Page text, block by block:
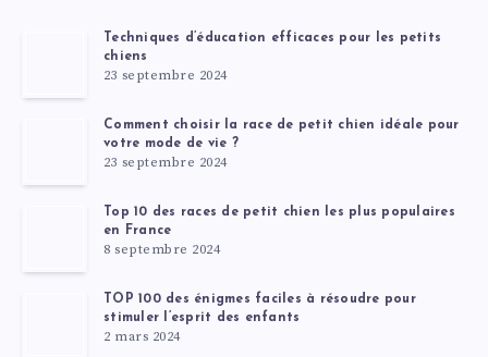
Techniques d’éducation efficaces pour les petits
chiens
23 septembre 2024
Comment choisir la race de petit chien idéale pour
votre mode de vie ?
23 septembre 2024
Top 10 des races de petit chien les plus populaires
en France
8 septembre 2024
TOP 100 des énigmes faciles à résoudre pour
stimuler l’esprit des enfants
2 mars 2024